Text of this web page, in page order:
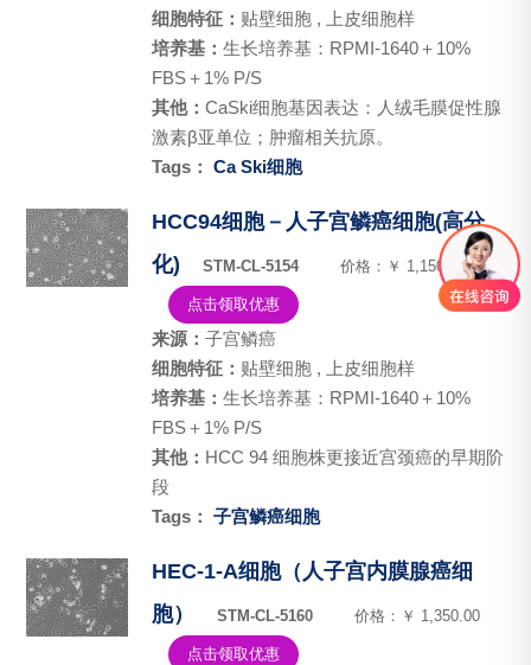
细胞特征： 贴壁细胞 , 上皮细胞样
培养基： 生长培养基：RPMI-1640＋10%
FBS＋1% P/S
其他： CaSki细胞基因表达：人绒毛膜促性腺
激素β亚单位；肿瘤相关抗原。
Tags： Ca Ski细胞
HCC94细胞－人子宫鳞癌细胞(高分
化)
STM-CL-5154 价格：￥ 1,150.00
点击领取优惠
来源： 子宫鳞癌
细胞特征： 贴壁细胞 , 上皮细胞样
培养基： 生长培养基：RPMI-1640＋10%
FBS＋1% P/S
其他： HCC 94 细胞株更接近宫颈癌的早期阶
段
Tags： 子宫鳞癌细胞
HEC-1-A细胞（人子宫内膜腺癌细
胞）
STM-CL-5160 价格：￥ 1,350.00
点击领取优惠